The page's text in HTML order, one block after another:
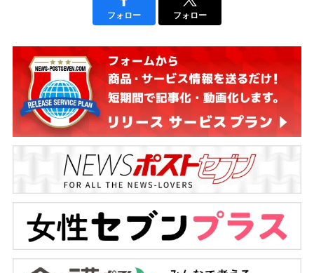
フォロー フォロー